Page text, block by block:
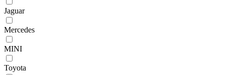
Jaguar
Mercedes
MINI
Toyota